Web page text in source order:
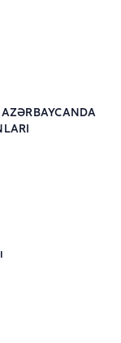
основе 0 оценок
основе 0 оценок